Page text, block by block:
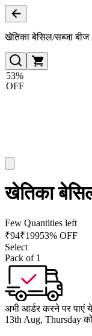
खेतिका बेसिल/सब्जा बीज
53%
OFF
खेतिका
Few Quantities left
₹94₹19953% OFF
Select
Pack of 1
अभी आर्डर करने पर पाएं
13th Aug, Thursday